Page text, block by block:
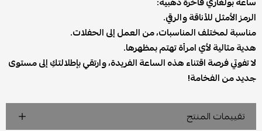
الرمز الأمثل للأناقة والرقي.
مناسبة لمختلف المناسبات، من العمل إلى الحفلات.
هدية مثالية لأي امرأة تهتم بمظهرها.
لا تفوتي فرصة اقتناء هذه الساعة الفريدة، وارتقي بإطلالتكِ إلى مستوى
جديد من الفخامة!
تقييمات المنتج